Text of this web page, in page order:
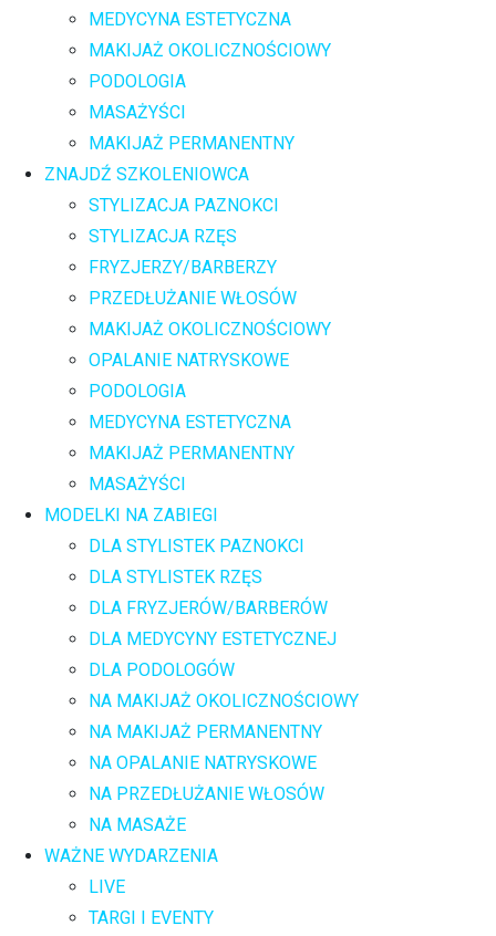
MEDYCYNA ESTETYCZNA
MAKIJAŻ OKOLICZNOŚCIOWY
PODOLOGIA
MASAŻYŚCI
MAKIJAŻ PERMANENTNY
ZNAJDŹ SZKOLENIOWCA
STYLIZACJA PAZNOKCI
STYLIZACJA RZĘS
FRYZJERZY/BARBERZY
PRZEDŁUŻANIE WŁOSÓW
MAKIJAŻ OKOLICZNOŚCIOWY
OPALANIE NATRYSKOWE
PODOLOGIA
MEDYCYNA ESTETYCZNA
MAKIJAŻ PERMANENTNY
MASAŻYŚCI
MODELKI NA ZABIEGI
DLA STYLISTEK PAZNOKCI
DLA STYLISTEK RZĘS
DLA FRYZJERÓW/BARBERÓW
DLA MEDYCYNY ESTETYCZNEJ
DLA PODOLOGÓW
NA MAKIJAŻ OKOLICZNOŚCIOWY
NA MAKIJAŻ PERMANENTNY
NA OPALANIE NATRYSKOWE
NA PRZEDŁUŻANIE WŁOSÓW
NA MASAŻE
WAŻNE WYDARZENIA
LIVE
TARGI I EVENTY